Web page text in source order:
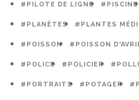
#PILOTE DE LIGNE #PISCINE
#PLANÈTES #PLANTES
#POISSON #POISSON
#POLICE #POLICIER
#PORTRAITS #POTAGER